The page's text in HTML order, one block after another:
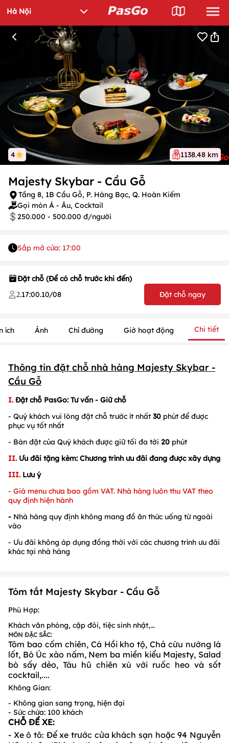
4 1138.48 km
Majesty Skybar - Cầu Gỗ
Tầng 8, 1B Cầu Gỗ, P. Hàng Bạc, Q. Hoàn Kiếm
Gọi món Á - Âu, Cocktail
250.000 - 500.000 đ/người
Sắp mở cửa: 17:00
Đặt chỗ (Để có chỗ trước khi đến)
2.17:00.10/08 Đặt chỗ ngay
ích Ảnh Chỉ đường Giờ hoạt động Chi tiết
Thông tin đặt chỗ nhà hàng Majesty Skybar -
Cầu Gỗ
I. Đặt chỗ PasGo: Tư vấn - Giữ chỗ
- Quý khách vui lòng đặt chỗ trước ít nhất 30 phút để được
phục vụ tốt nhất
- Bàn đặt của Quý khách được giữ tối đa tới 20 phút
II. Ưu đãi tặng kèm: Chương trình ưu đãi đang được xây dựng
III. Lưu ý
- Giá menu chưa bao gồm VAT. Nhà hàng luôn thu VAT theo
quy định hiện hành
- Nhà hàng quy định không mang đồ ăn thức uống từ ngoài
vào
- Ưu đãi không áp dụng đồng thời với các chương trình ưu đãi
khác tại nhà hàng
Tóm tắt Majesty Skybar - Cầu Gỗ
Phù Hợp:
Khách văn phòng, cặp đôi, tiệc sinh nhật,...
MÓN ĐẶC SẮC:
Tôm bao cốm chiên, Cá Hồi kho tộ, Chả cừu nướng lá
lốt, Bò Úc xào nấm, Nem ba miền kiểu Majesty, Salad
bò sấy dẻo, Tàu hũ chiên xù với ruốc heo và sốt
cocktail,....
Không Gian:
- Không gian sang trọng, hiện đại
- Sức chứa: 100 khách
CHỖ ĐỂ XE:
- Xe ô tô: Để xe trước cửa khách sạn hoặc 94 Nguyễn
/1